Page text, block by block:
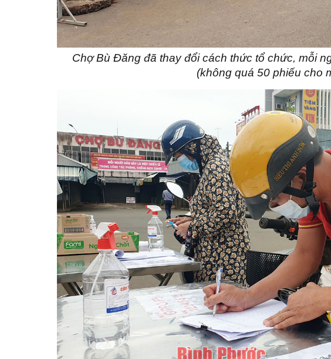
Chợ Bù Đăng đã thay đổi cách thức tổ chức, mỗi
(không quá 50 phiếu cho